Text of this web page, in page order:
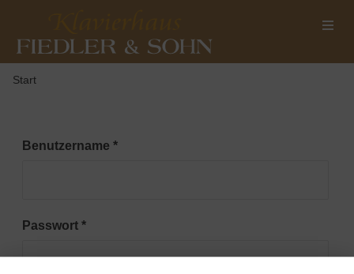
Start
Benutzername *
Passwort *